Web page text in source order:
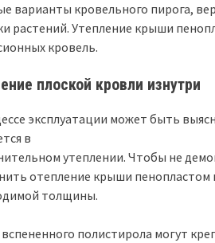
варианты кровельного пирога,
растений. Утепление крыши
кровель.
плоской кровли изнутри
эксплуатации может быть
в
утеплении. Чтобы не
отепление крыши пенопластом
толщины.
полистирола могут